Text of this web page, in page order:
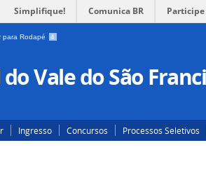
Simplifique! Comunica BR Participe
para Rodapé 4
Vale do São
Ingresso Concursos Processos Seletivos